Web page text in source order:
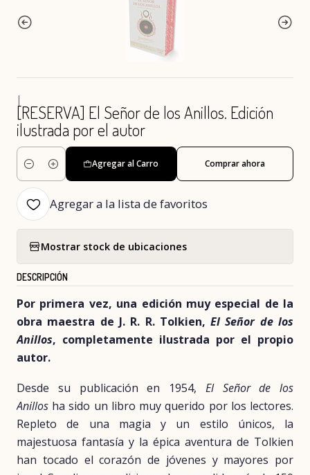
|
[RESERVA] El Señor de los Anillos. Edición
ilustrada por el autor
Cantidad
Agregar al Carro Comprar ahora
Agregar a la lista de favoritos
Mostrar stock de ubicaciones
DESCRIPCIÓN
Por primera vez, una edición muy especial de la
obra maestra de J. R. R. Tolkien,El Señor de los
Anillos, completamente ilustrada por el propio
autor.
Desde su publicación en 1954, El Señor de los
Anillos ha sido un libro muy querido por los lectores.
Repleto de una magia y un estilo únicos, la
majestuosa fantasía y la épica aventura de Tolkien
han tocado el corazón de jóvenes y mayores por